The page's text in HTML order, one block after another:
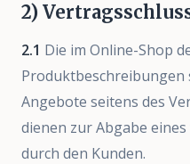
2)
2.1 Die im Online-Shop
Produktbeschreibungen
Angebote seitens des
dienen zur Abgabe
durch den Kunden.